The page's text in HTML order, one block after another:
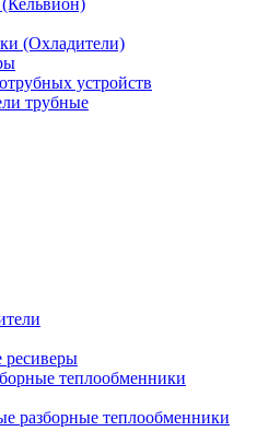
(Охладители)
устройств
трубные
теплообменники
разборные теплообменники